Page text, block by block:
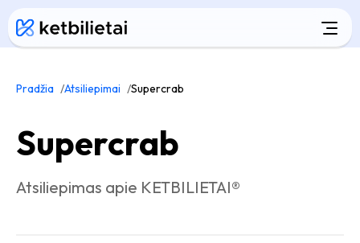
Pradžia Atsiliepimai Supercrab
Supercrab
Atsiliepimas apie KETBILIETAI®